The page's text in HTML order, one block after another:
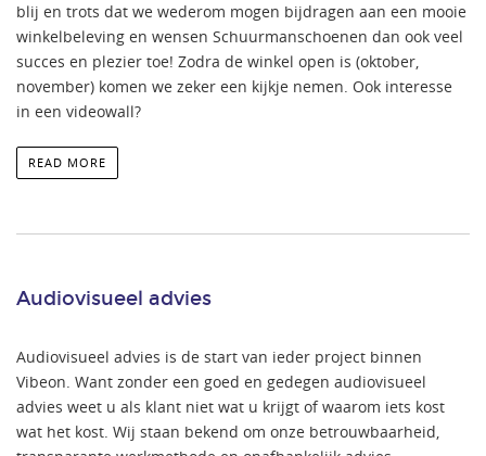
blij en trots dat we wederom mogen bijdragen aan een mooie
winkelbeleving en wensen Schuurmanschoenen dan ook veel
succes en plezier toe! Zodra de winkel open is (oktober,
november) komen we zeker een kijkje nemen. Ook interesse
in een videowall?
READ MORE
Audiovisueel advies
Audiovisueel advies is de start van ieder project binnen
Vibeon. Want zonder een goed en gedegen audiovisueel
advies weet u als klant niet wat u krijgt of waarom iets kost
wat het kost. Wij staan bekend om onze betrouwbaarheid,